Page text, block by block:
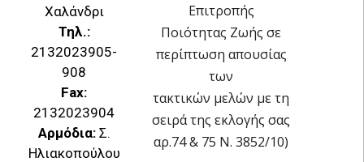
Χαλάνδρι
Τηλ.:
2132023905-
908
Fax:
2132023904
Αρμόδια:Σ.
Ηλιακοπούλου
Επιτροπής
Ποιότητας Ζωής σε
περίπτωση απουσίας
των
τακτικών μελών με τη
σειρά της εκλογής σας
αρ.74 & 75 Ν. 3852/10)